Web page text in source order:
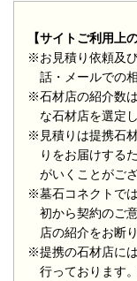
【サイトご利用上
※お見積り依頼及
話・メールでの
※石材店の紹介数
な石材店を選定
※見積りは提携石
りをお届けする
がいくことがご
※墓石コネクトで
初から契約のご
店の紹介をお断
※提携の石材店に
行っております